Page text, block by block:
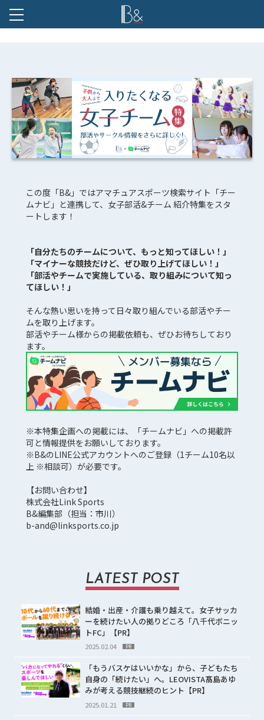
この度「B&」ではアマチュアスポーツ検索サイト「チー
ムナビ 」と連携して、女子部活&チーム 紹介特集をスタ
ートします！
「自分たちのチームについて、もっと知ってほしい！」
「マイナーな競技だけど、ぜひ取り上げてほしい！」
「部活やチームで実施している、取り組みについて知っ
てほしい！」
そんな熱い思いを持って日々取り組んでいる部活やチー
ムを取り上げます。
部活やチーム様からの掲載依頼も、ぜひお待ちしており
ます。
※本特集企画への掲載には、「チームナビ」への掲載許
可と情報提供をお願いしております。
※B&のLINE公式アカウントへのご登録（1チーム10名以
上 ※相談可）が必要です。
【お問い合わせ】
株式会社Link Sports
B&編集部（担当：市川）
b-and@linksports.co.jp
LATEST POST
結婚・出産・介護も乗り越えて。女子サッカ
ーを続けたい人の拠りどころ「八千代ボニッ
トFC」【PR】
2025.02.04 PR
「もうバスケはいいかな」から、子どもたち
自身の「続けたい」へ。LEOVISTA髙島あゆ
みが考える競技継続のヒント【PR】
2025.01.21 PR